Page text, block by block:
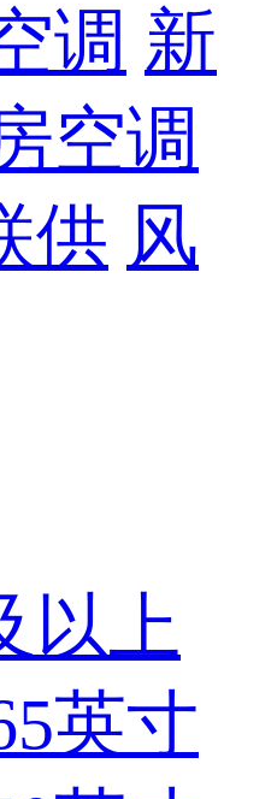
调 新
空调
供 风
以上
英寸